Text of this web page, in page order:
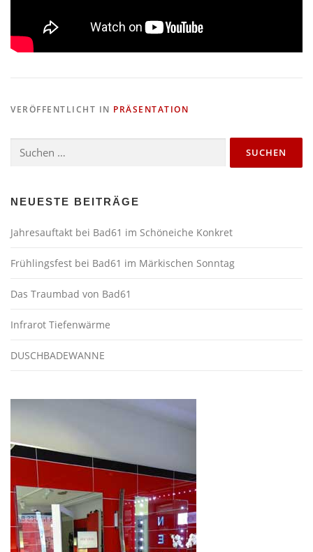
VERÖFFENTLICHT IN PRÄSENTATION
nach:
NEUESTE BEITRÄGE
Jahresauftakt bei Bad61 im Schöneiche Konkret
Frühlingsfest bei Bad61 im Märkischen Sonntag
Das Traumbad von Bad61
Infrarot Tiefenwärme
DUSCHBADEWANNE